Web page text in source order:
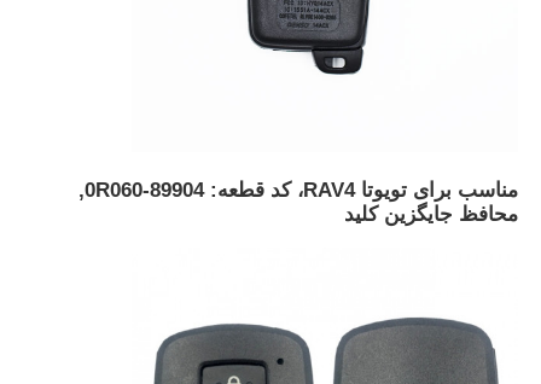
خانه
فیلم های
مناسب برای تویوتا RAV4، کد قطعه: 89904-0R060,
محافظ جایگزین کلید